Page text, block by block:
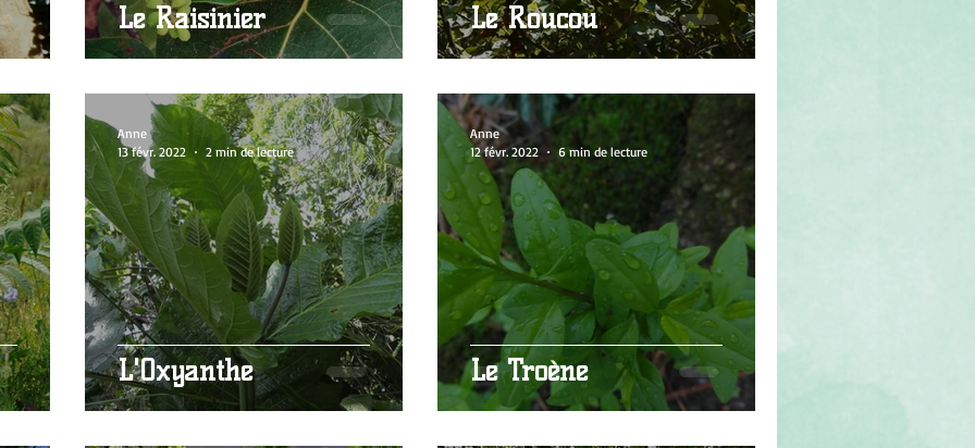
Le Raisinier Le Roucou
L'Oxyanthe
Anne
13 févr. 2022
2 min de lecture
Le Troène
Anne
12 févr. 2022
6 min de lecture